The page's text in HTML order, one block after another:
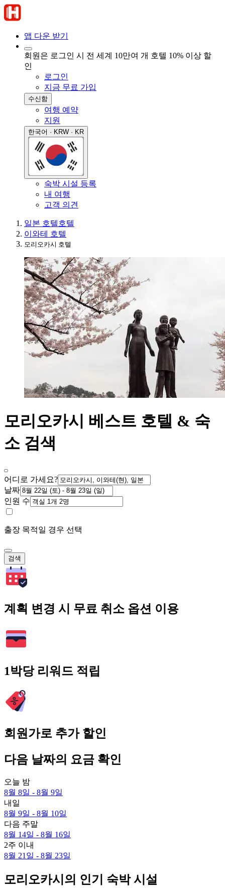
앱 다운 받기
회원은 로그인 시 전 세계 10만여 개 호텔 10% 이상 할
인
로그인
지금 무료 가입
수신함
여행 예약
지원
한국어 · KRW · KR
숙박 시설 등록
내 여행
고객 의견
일본 호텔호텔
이와테 호텔
모리오카시 호텔
모리오카시 베스트 호텔 & 숙
소 검색
어디로 가세요?
날짜
인원 수
출장 목적일 경우 선택
검색
계획 변경 시 무료 취소 옵션 이용
1박당 리워드 적립
회원가로 추가 할인
다음 날짜의 요금 확인
오늘 밤
8월 8일 - 8월 9일
내일
8월 9일 - 8월 10일
다음 주말
8월 14일 - 8월 16일
2주 이내
8월 21일 - 8월 23일
모리오카시의 인기 숙박 시설